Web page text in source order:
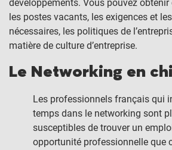
développements. Vous pouvez
les postes vacants, les exigences et
nécessaires, les politiques de
matière de culture d’entreprise.
Le Networking en
Les professionnels français qui
temps dans le networking sont
susceptibles de trouver un
opportunité professionnelle que